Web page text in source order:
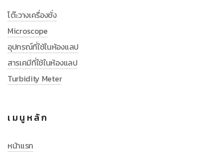
โต๊ะวางเครื่องชั่ง
Microscope
อุปกรณ์ที่ใช้ในห้องแลป
สารเคมีที่ใช้ในห้องแลป
Turbidity Meter
เมนูหลัก
หน้าแรก